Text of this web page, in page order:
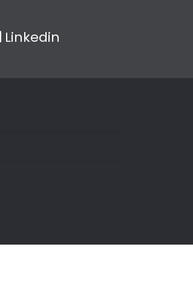
Linkedin